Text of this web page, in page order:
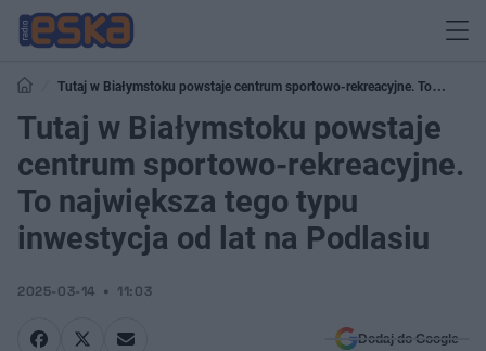
Tutaj w Białymstoku powstaje centrum sportowo-rekreacyjne. To
największa tego typu inwestycja od lat na Podlasiu
Tutaj w Białymstoku powstaje
centrum sportowo-rekreacyjne.
To największa tego typu
inwestycja od lat na Podlasiu
2025-03-14 11:03
Dodaj do Google